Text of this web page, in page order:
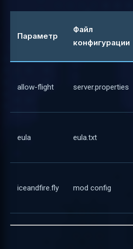
Параметр
Файл
конфигурации
allow-flight server.properties
eula eula.txt
iceandfire.fly mod config